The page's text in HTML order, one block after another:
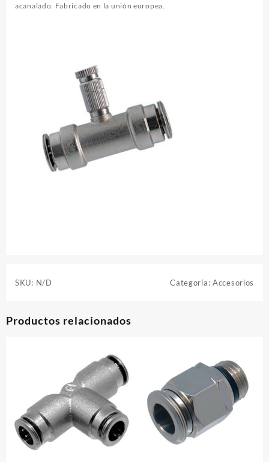
acanalado. Fabricado en la unión europea.
SKU: N/D Categoría: Accesorios
Productos relacionados